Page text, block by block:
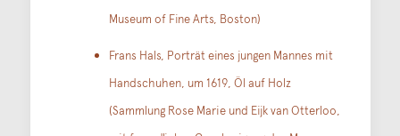
Museum of Fine Arts, Boston)
Frans Hals, Porträt eines jungen Mannes mit
Handschuhen, um 1619, Öl auf Holz
(Sammlung Rose Marie und Eijk van Otterloo,